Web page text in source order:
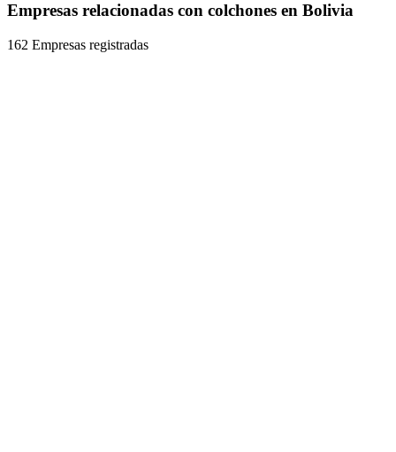
Empresas relacionadas con colchones en Bolivia
162 Empresas registradas